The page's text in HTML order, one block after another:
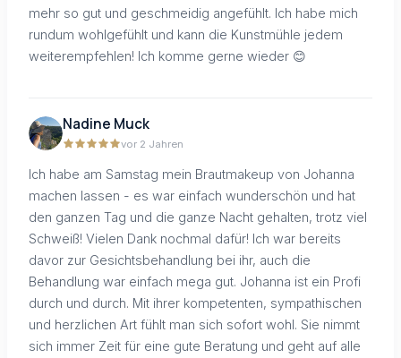
mehr so gut und geschmeidig angefühlt. Ich habe mich
rundum wohlgefühlt und kann die Kunstmühle jedem
weiterempfehlen! Ich komme gerne wieder 😊
Nadine Muck
vor 2 Jahren
Ich habe am Samstag mein Brautmakeup von Johanna
machen lassen - es war einfach wunderschön und hat
den ganzen Tag und die ganze Nacht gehalten, trotz viel
Schweiß! Vielen Dank nochmal dafür! Ich war bereits
davor zur Gesichtsbehandlung bei ihr, auch die
Behandlung war einfach mega gut. Johanna ist ein Profi
durch und durch. Mit ihrer kompetenten, sympathischen
und herzlichen Art fühlt man sich sofort wohl. Sie nimmt
sich immer Zeit für eine gute Beratung und geht auf alle